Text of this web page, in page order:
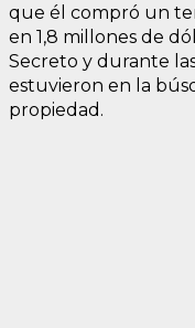
que él compró un
en 1,8 millones de
Secreto y durante
estuvieron en la
propiedad.